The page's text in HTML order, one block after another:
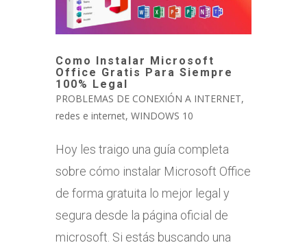
Como Instalar Microsoft
Office Gratis Para Siempre
100% Legal
PROBLEMAS DE CONEXIÓN A INTERNET,
redes e internet, WINDOWS 10
Hoy les traigo una guía completa
sobre cómo instalar Microsoft Office
de forma gratuita lo mejor legal y
segura desde la página oficial de
microsoft. Si estás buscando una